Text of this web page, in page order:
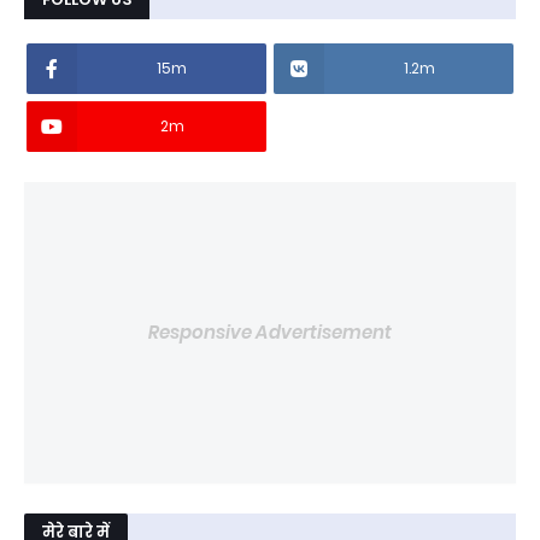
15m 1.2m
2m
Responsive Advertisement
मेरे बारे में